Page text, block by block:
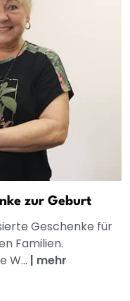
zur Geburt
Geschenke für
Familien.
W... | mehr